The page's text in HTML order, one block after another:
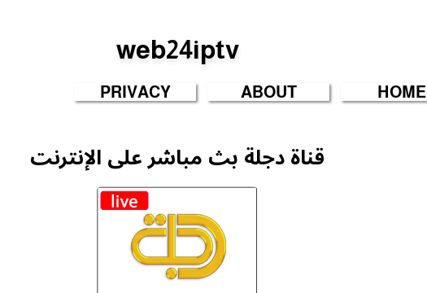
web24iptv
HOME
ABOUT
PRIVACY
قناة دجلة بث مباشر على الإنترنت